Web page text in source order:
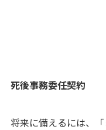
死後事務委任契約
将来に備えるには、